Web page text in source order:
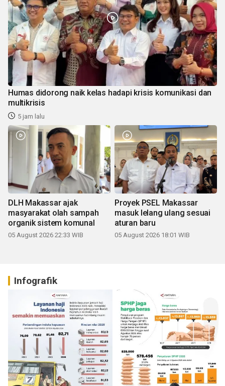
Humas didorong naik kelas hadapi krisis komunikasi dan
multikrisis
5 jam lalu
DLH Makassar ajak
masyarakat olah sampah
organik sistem komunal
05 August 2026 22:33 WIB
Proyek PSEL Makassar
masuk lelang ulang sesuai
aturan baru
05 August 2026 18:01 WIB
Infografik